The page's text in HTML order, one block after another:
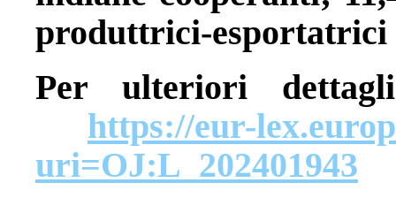
produttrici-esportatrici
Per ulteriori
https://eur-
uri=OJ:L_202401943